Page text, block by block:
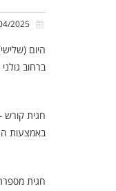
ברחוב
חגית קורש
באמצעות
חגית